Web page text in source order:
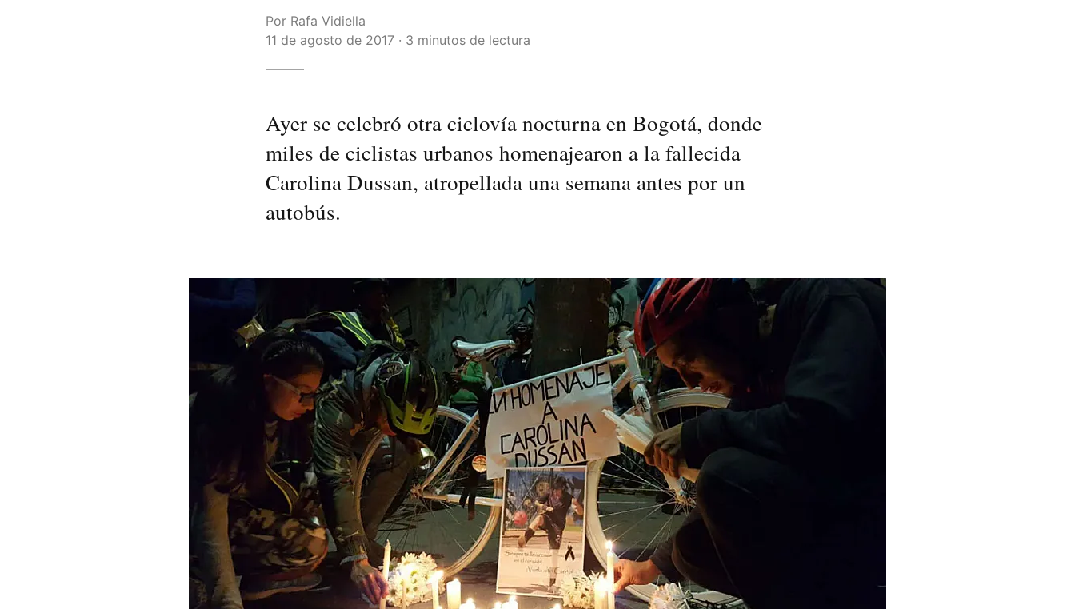
Por Rafa Vidiella
11 de agosto de 2017 · 3 minutos de lectura
Ayer se celebró otra ciclovía nocturna en Bogotá, donde
miles de ciclistas urbanos homenajearon a la fallecida
Carolina Dussan, atropellada una semana antes por un
autobús.